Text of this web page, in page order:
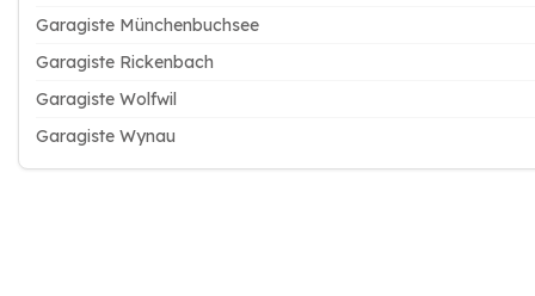
Garagiste Münchenbuchsee
Garagiste Rickenbach
Garagiste Wolfwil
Garagiste Wynau